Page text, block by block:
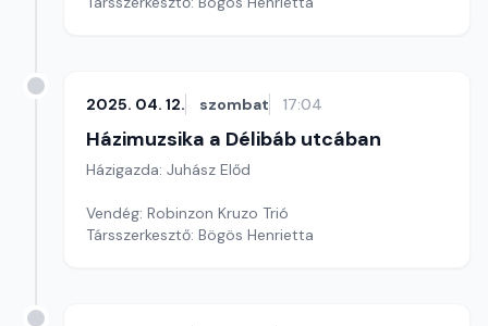
2025. 04. 12. szombat 17:04
Házimuzsika a Délibáb utcában
Házigazda: Juhász Előd
Vendég: Robinzon Kruzo Trió
Társszerkesztő: Bögös Henrietta